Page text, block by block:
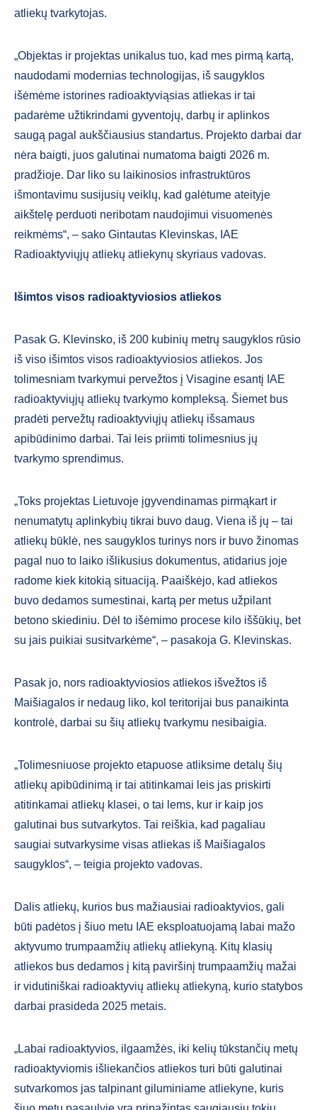
atliekų tvarkytojas.
„Objektas ir projektas unikalus tuo, kad mes pirmą kartą,
naudodami modernias technologijas, iš saugyklos
išėmėme istorines radioaktyviąsias atliekas ir tai
padarėme užtikrindami gyventojų, darbų ir aplinkos
saugą pagal aukščiausius standartus. Projekto darbai dar
nėra baigti, juos galutinai numatoma baigti 2026 m.
pradžioje. Dar liko su laikinosios infrastruktūros
išmontavimu susijusių veiklų, kad galėtume ateityje
aikštelę perduoti neribotam naudojimui visuomenės
reikmėms“, – sako Gintautas Klevinskas, IAE
Radioaktyviųjų atliekų atliekynų skyriaus vadovas.
Išimtos visos radioaktyviosios atliekos
Pasak G. Klevinsko, iš 200 kubinių metrų saugyklos rūsio
iš viso išimtos visos radioaktyviosios atliekos. Jos
tolimesniam tvarkymui pervežtos į Visagine esantį IAE
radioaktyviųjų atliekų tvarkymo kompleksą. Šiemet bus
pradėti pervežtų radioaktyviųjų atliekų išsamaus
apibūdinimo darbai. Tai leis priimti tolimesnius jų
tvarkymo sprendimus.
„Toks projektas Lietuvoje įgyvendinamas pirmąkart ir
nenumatytų aplinkybių tikrai buvo daug. Viena iš jų – tai
atliekų būklė, nes saugyklos turinys nors ir buvo žinomas
pagal nuo to laiko išlikusius dokumentus, atidarius joje
radome kiek kitokią situaciją. Paaiškėjo, kad atliekos
buvo dedamos sumestinai, kartą per metus užpilant
betono skiediniu. Dėl to išėmimo procese kilo iššūkių, bet
su jais puikiai susitvarkėme“, – pasakoja G. Klevinskas.
Pasak jo, nors radioaktyviosios atliekos išvežtos iš
Maišiagalos ir nedaug liko, kol teritorijai bus panaikinta
kontrolė, darbai su šių atliekų tvarkymu nesibaigia.
„Tolimesniuose projekto etapuose atliksime detalų šių
atliekų apibūdinimą ir tai atitinkamai leis jas priskirti
atitinkamai atliekų klasei, o tai lems, kur ir kaip jos
galutinai bus sutvarkytos. Tai reiškia, kad pagaliau
saugiai sutvarkysime visas atliekas iš Maišiagalos
saugyklos“, – teigia projekto vadovas.
Dalis atliekų, kurios bus mažiausiai radioaktyvios, gali
būti padėtos į šiuo metu IAE eksploatuojamą labai mažo
aktyvumo trumpaamžių atliekų atliekyną. Kitų klasių
atliekos bus dedamos į kitą paviršinį trumpaamžių mažai
ir vidutiniškai radioaktyvių atliekų atliekyną, kurio statybos
darbai prasideda 2025 metais.
„Labai radioaktyvios, ilgaamžės, iki kelių tūkstančių metų
radioaktyviomis išliekančios atliekos turi būti galutinai
sutvarkomos jas talpinant giluminiame atliekyne, kuris